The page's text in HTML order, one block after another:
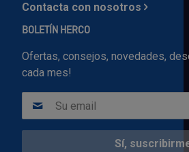
Contacta con nosotros
BOLETÍN HERCO
Ofertas, consejos, novedades,
cada mes!